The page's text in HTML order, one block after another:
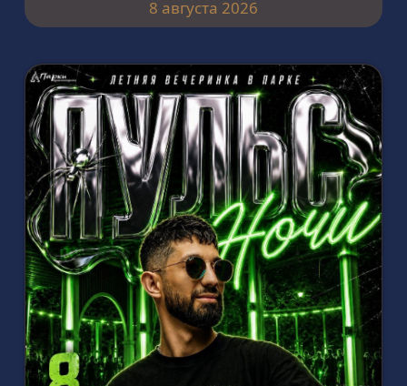
8 августа 2026